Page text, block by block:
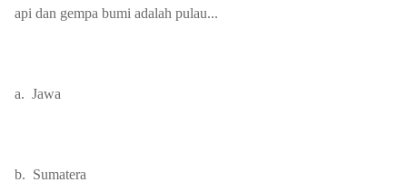
api dan gempa bumi adalah pulau...
a. Jawa
b. Sumatera